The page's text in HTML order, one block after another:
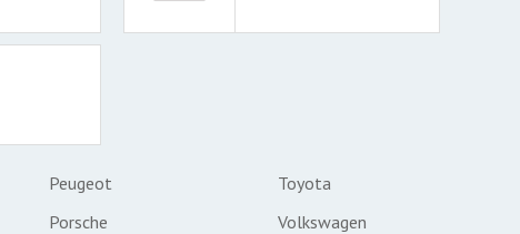
Peugeot
Porsche
Toyota
Volkswagen